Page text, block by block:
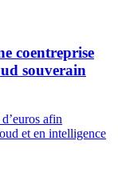
coentreprise
souverain
afin
et en intelligence